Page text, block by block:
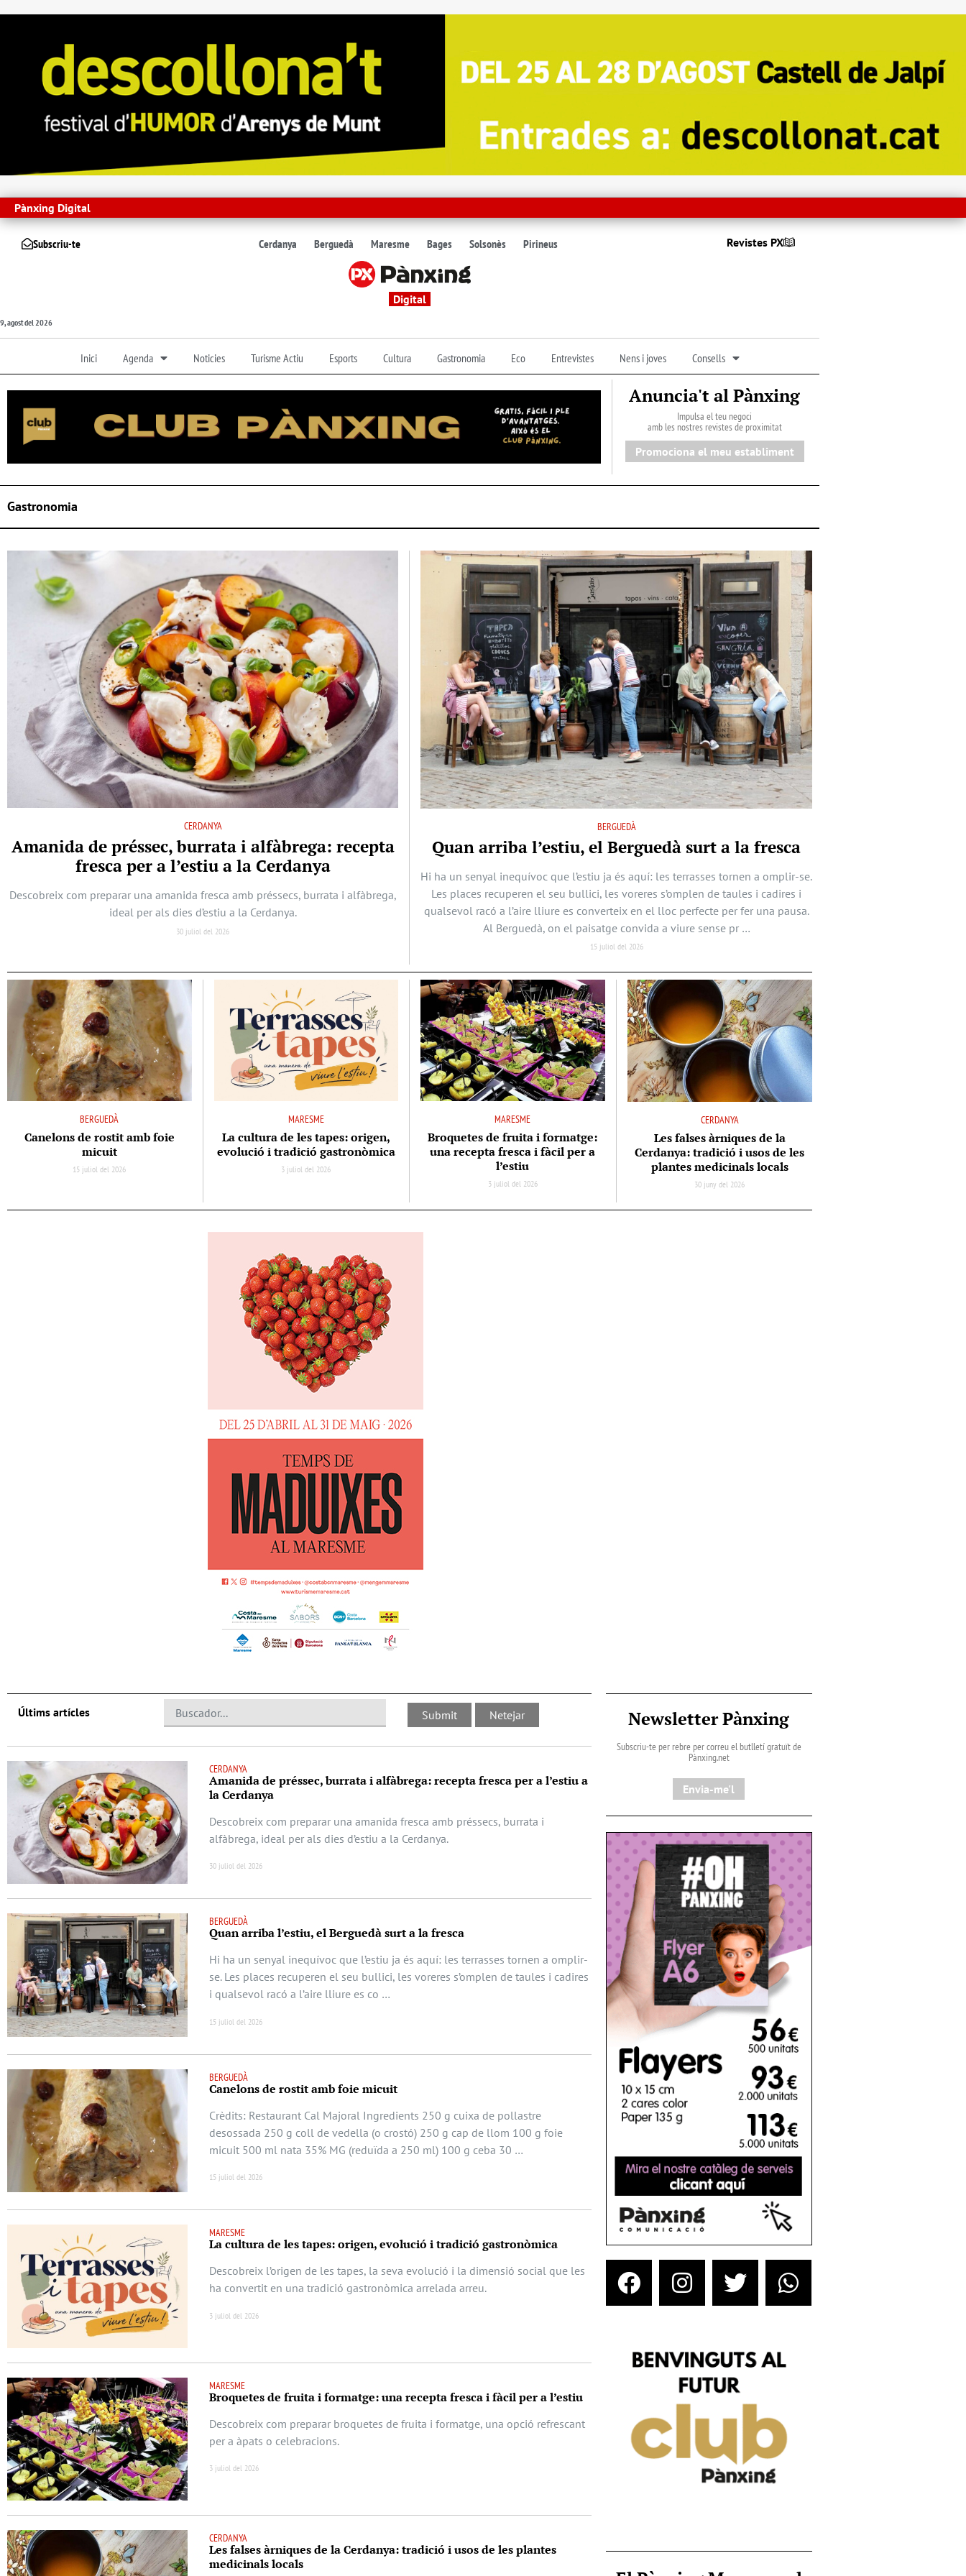
Pànxing Digital
Subscriu-te Cerdanya Berguedà Maresme Bages Solsonès Pirineus Revistes PX
Digital
9, agost del 2026
Inici Agenda Noticies Turisme Actiu Esports Cultura Gastronomia Eco Entrevistes Nens i joves Consells
Anuncia't al Pànxing
Impulsa el teu negoci
amb les nostres revistes de proximitat
Promociona el meu establiment
Gastronomia
CERDANYA
Amanida de préssec, burrata i alfàbrega: recepta
fresca per a l’estiu a la Cerdanya
Descobreix com preparar una amanida fresca amb préssecs, burrata i alfàbrega,
ideal per als dies d’estiu a la Cerdanya.
30 juliol del 2026
BERGUEDÀ
Quan arriba l’estiu, el Berguedà surt a la fresca
Hi ha un senyal inequívoc que l’estiu ja és aquí: les terrasses tornen a omplir-se.
Les places recuperen el seu bullici, les voreres s’omplen de taules i cadires i
qualsevol racó a l’aire lliure es converteix en el lloc perfecte per fer una pausa.
Al Berguedà, on el paisatge convida a viure sense pr …
15 juliol del 2026
BERGUEDÀ
Canelons de rostit amb foie
micuit
15 juliol del 2026
MARESME
La cultura de les tapes: origen,
evolució i tradició gastronòmica
3 juliol del 2026
MARESME
Broquetes de fruita i formatge:
una recepta fresca i fàcil per a
l’estiu
3 juliol del 2026
CERDANYA
Les falses àrniques de la
Cerdanya: tradició i usos de les
plantes medicinals locals
30 juny del 2026
Últims artícles
CERDANYA
Amanida de préssec, burrata i alfàbrega: recepta fresca per a l’estiu a
la Cerdanya
Descobreix com preparar una amanida fresca amb préssecs, burrata i
alfàbrega, ideal per als dies d’estiu a la Cerdanya.
30 juliol del 2026
BERGUEDÀ
Quan arriba l’estiu, el Berguedà surt a la fresca
Hi ha un senyal inequívoc que l’estiu ja és aquí: les terrasses tornen a omplir-
se. Les places recuperen el seu bullici, les voreres s’omplen de taules i cadires
i qualsevol racó a l’aire lliure es co …
15 juliol del 2026
BERGUEDÀ
Canelons de rostit amb foie micuit
Crèdits: Restaurant Cal Majoral Ingredients 250 g cuixa de pollastre
desossada 250 g coll de vedella (o crostó) 250 g cap de llom 100 g foie
micuit 500 ml nata 35% MG (reduïda a 250 ml) 100 g ceba 30 …
15 juliol del 2026
MARESME
La cultura de les tapes: origen, evolució i tradició gastronòmica
Descobreix l’origen de les tapes, la seva evolució i la dimensió social que les
ha convertit en una tradició gastronòmica arrelada arreu.
3 juliol del 2026
MARESME
Broquetes de fruita i formatge: una recepta fresca i fàcil per a l’estiu
Descobreix com preparar broquetes de fruita i formatge, una opció refrescant
per a àpats o celebracions.
3 juliol del 2026
CERDANYA
Les falses àrniques de la Cerdanya: tradició i usos de les plantes
medicinals locals
Newsletter Pànxing
Subscriu-te per rebre per correu el butlletí gratuït de
Pànxing.net​
Envia-me'l